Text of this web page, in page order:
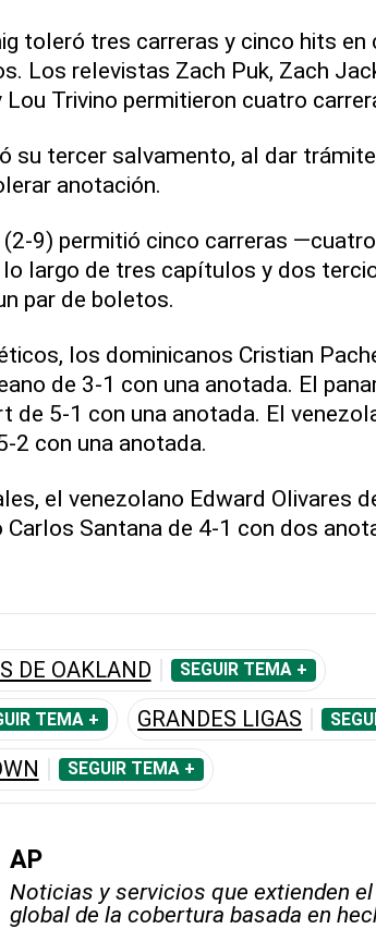
toleró tres carreras y cinco hits en
Los relevistas Zach Puk, Zach
Trivino permitieron cuatro
su tercer salvamento, al dar
anotación.
(2-9) permitió cinco carreras
largo de tres capítulos y dos
par de boletos.
los dominicanos Cristian
de 3-1 con una anotada. El
de 5-1 con una anotada. El
2 con una anotada.
el venezolano Edward Olivares
Carlos Santana de 4-1 con dos
DE OAKLAND SEGUIR TEMA +
TEMA + GRANDES LIGAS
SEGUIR TEMA +
AP
Noticias y servicios que extienden
global de la cobertura basada en